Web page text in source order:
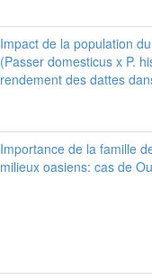
Impact de la population
(Passer domesticus x P.
rendement des dattes
Importance de la famille
milieux oasiens: cas de